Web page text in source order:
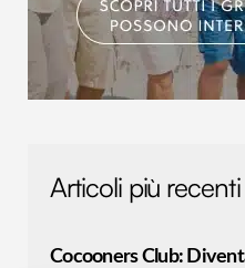
Articoli più recenti
Cocooners Club: